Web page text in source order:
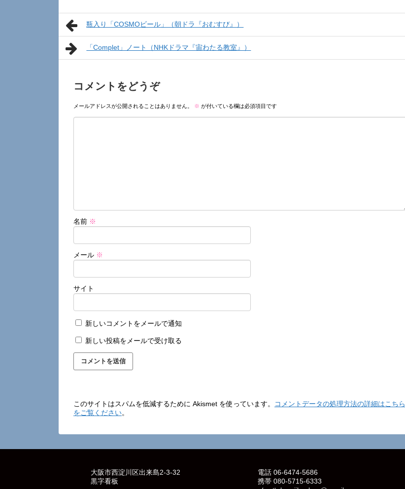
瓶入り「COSMOビール」（朝ドラ『おむすび』）
「Complet」ノート（NHKドラマ『宙わたる教室』）
コメントをどうぞ
メールアドレスが公開されることはありません。 ※ が付いている欄は必須項目です
名前 ※
メール ※
サイト
新しいコメントをメールで通知
新しい投稿をメールで受け取る
このサイトはスパムを低減するために Akismet を使っています。
コメントデータの処理方法の詳細はこちら
をご覧ください。
大阪市西淀川区出来島2-3-32
黒字看板
電話 06-6474-5686
携帯 080-5715-6333